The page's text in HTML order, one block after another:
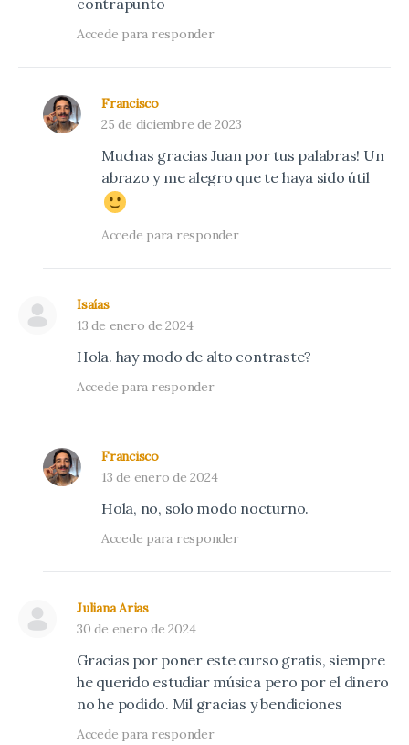
Accede para responder
Francisco
25 de diciembre de 2023
Muchas gracias Juan por tus palabras! Un
abrazo y me alegro que te haya sido útil
Accede para responder
Isaías
13 de enero de 2024
Hola. hay modo de alto contraste?
Accede para responder
Francisco
13 de enero de 2024
Hola, no, solo modo nocturno.
Accede para responder
Juliana Arias
30 de enero de 2024
Gracias por poner este curso gratis, siempre
he querido estudiar música pero por el dinero
no he podido. Mil gracias y bendiciones
Accede para responder